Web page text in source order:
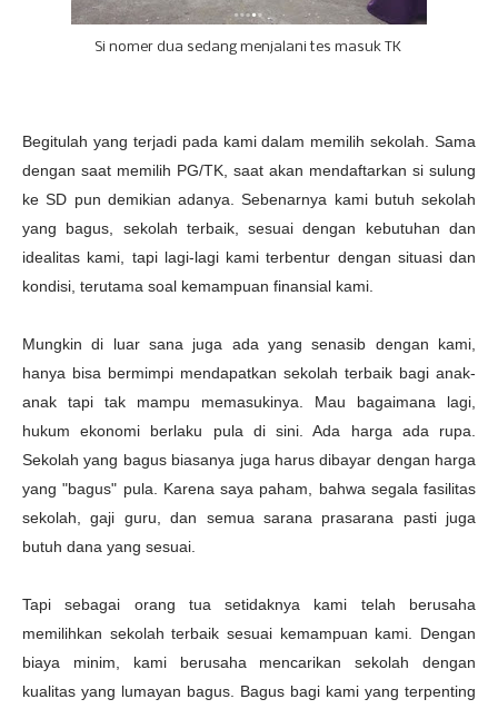
Si nomer dua sedang menjalani tes masuk TK
Begitulah yang terjadi pada kami dalam memilih sekolah. Sama
dengan saat memilih PG/TK, saat akan mendaftarkan si sulung
ke SD pun demikian adanya. Sebenarnya kami butuh sekolah
yang bagus, sekolah terbaik, sesuai dengan kebutuhan dan
idealitas kami, tapi lagi-lagi kami terbentur dengan situasi dan
kondisi, terutama soal kemampuan finansial kami.
Mungkin di luar sana juga ada yang senasib dengan kami,
hanya bisa bermimpi mendapatkan sekolah terbaik bagi anak-
anak tapi tak mampu memasukinya. Mau bagaimana lagi,
hukum ekonomi berlaku pula di sini. Ada harga ada rupa.
Sekolah yang bagus biasanya juga harus dibayar dengan harga
yang "bagus" pula. Karena saya paham, bahwa segala fasilitas
sekolah, gaji guru, dan semua sarana prasarana pasti juga
butuh dana yang sesuai.
Tapi sebagai orang tua setidaknya kami telah berusaha
memilihkan sekolah terbaik sesuai kemampuan kami. Dengan
biaya minim, kami berusaha mencarikan sekolah dengan
kualitas yang lumayan bagus. Bagus bagi kami yang terpenting